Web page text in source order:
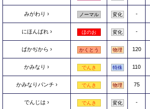
みがわり ノーマル 変化 -
にほんばれ ほのお 変化 -
ばかぢから かくとう 物理 120
かみなり でんき 特殊 110
かみなりパンチ でんき 物理 75
でんじは でんき 変化 -